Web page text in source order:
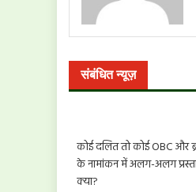
संबंधित न्यूज़
कोई दलित तो कोई OBC और
के नामांकन में अलग-अलग
क्या?